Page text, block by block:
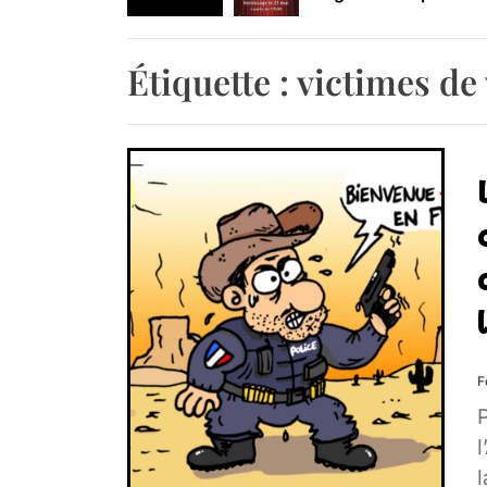
Retrouvez-nous au
Étiquette : victimes